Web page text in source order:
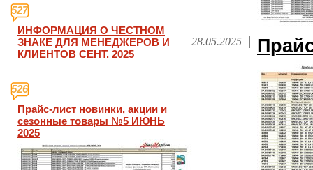
527
ИНФОРМАЦИЯ О ЧЕСТНОМ
ЗНАКЕ ДЛЯ МЕНЕДЖЕРОВ И
КЛИЕНТОВ СЕНТ. 2025
526
Прайс-лист новинки, акции и
сезонные товары №5 ИЮНЬ
2025
28.05.2025